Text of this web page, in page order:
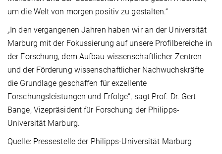
um die Welt von morgen positiv zu gestalten.“
„In den vergangenen Jahren haben wir an der Universität
Marburg mit der Fokussierung auf unsere Profilbereiche in
der Forschung, dem Aufbau wissenschaftlicher Zentren
und der Förderung wissenschaftlicher Nachwuchskräfte
die Grundlage geschaffen für exzellente
Forschungsleistungen und Erfolge“, sagt Prof. Dr. Gert
Bange, Vizepräsident für Forschung der Philipps-
Universität Marburg.
Quelle: Pressestelle der Philipps-Universität Marburg